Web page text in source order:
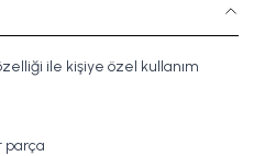
ile kişiye özel kullanım
parça